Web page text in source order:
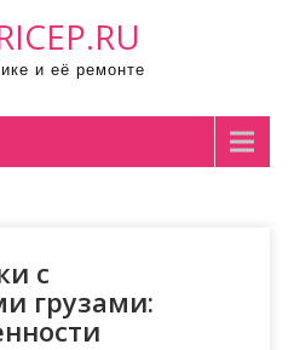
и её ремонте
с
грузами: